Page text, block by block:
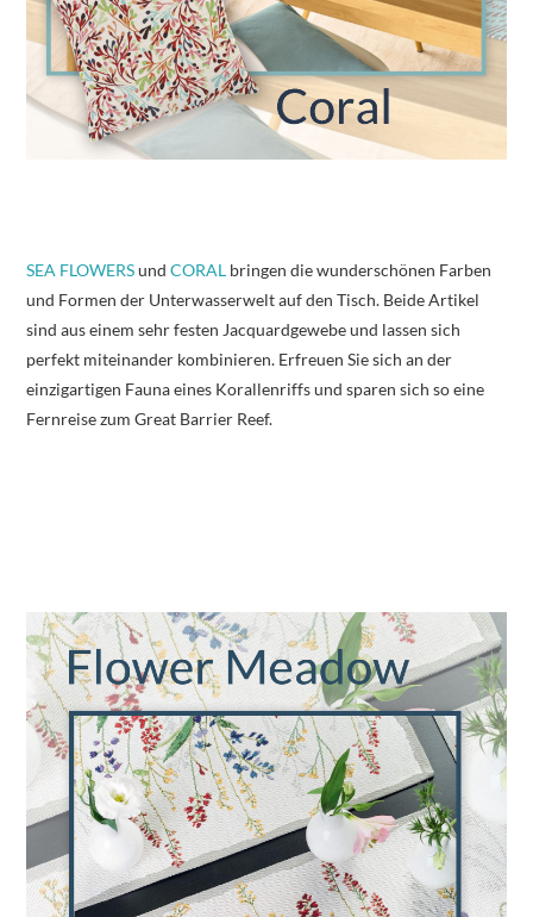
SEA FLOWERSundCORAL bringen die wunderschönen Farben
und Formen der Unterwasserwelt auf den Tisch. Beide Artikel
sind aus einem sehr festen Jacquardgewebe und lassen sich
perfekt miteinander kombinieren. Erfreuen Sie sich an der
einzigartigen Fauna eines Korallenriffs und sparen sich so eine
Fernreise zum Great Barrier Reef.